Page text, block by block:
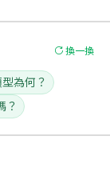
換一換
為何？
？